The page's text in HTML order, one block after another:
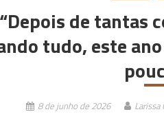
de tantas
tudo, este
8 de junho de 2026 Larissa